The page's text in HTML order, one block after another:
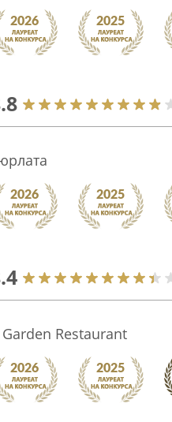
Garden Restaurant